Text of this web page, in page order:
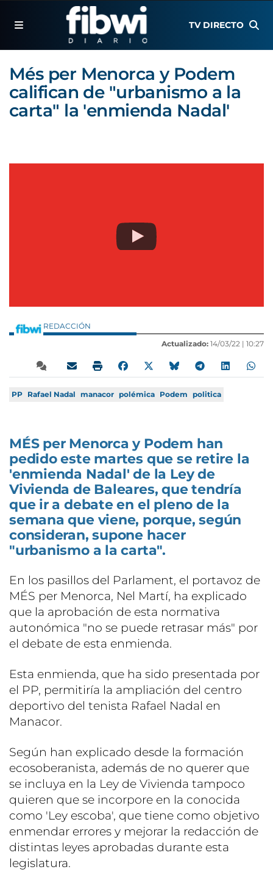
TV DIRECTO
Més per Menorca y Podem
califican de "urbanismo a la
carta" la 'enmienda Nadal'
REDACCIÓN
Actualizado: 14/03/22 | 10:27
PP Rafael Nadal manacor polémica Podem politica
MÉS per Menorca y Podem han
pedido este martes que se retire la
'enmienda Nadal' de la Ley de
Vivienda de Baleares, que tendría
que ir a debate en el pleno de la
semana que viene, porque, según
consideran, supone hacer
"urbanismo a la carta".
En los pasillos del Parlament, el portavoz de
MÉS per Menorca, Nel Martí, ha explicado
que la aprobación de esta normativa
autonómica "no se puede retrasar más" por
el debate de esta enmienda.
Esta enmienda, que ha sido presentada por
el PP, permitiría la ampliación del centro
deportivo del tenista Rafael Nadal en
Manacor.
Según han explicado desde la formación
ecosoberanista, además de no querer que
se incluya en la Ley de Vivienda tampoco
quieren que se incorpore en la conocida
como 'Ley escoba', que tiene como objetivo
enmendar errores y mejorar la redacción de
distintas leyes aprobadas durante esta
legislatura.